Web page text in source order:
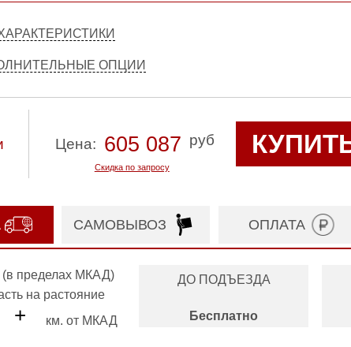
ОПЦИИ
Цена: 605 087
Скидка по запросу
руб
САМОВЫВОЗ ОПЛАТА
(в пределах МКАД)
на растояние
+ км. от МКАД
ДО ПОДЪЕЗДА
Бесплатно